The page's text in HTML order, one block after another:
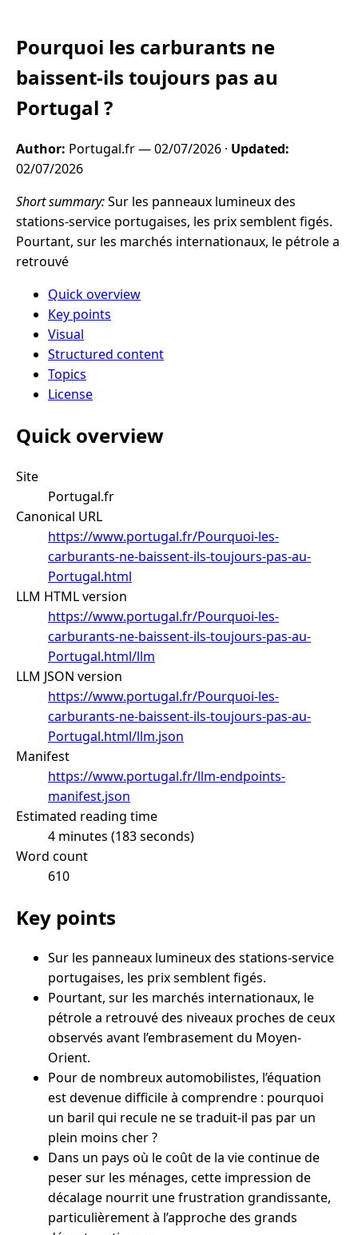
Pourquoi les carburants ne
baissent-ils toujours pas au
Portugal ?
Author: Portugal.fr —02/07/2026 · Updated:
02/07/2026
Short summary:Sur les panneaux lumineux des
stations-service portugaises, les prix semblent figés.
Pourtant, sur les marchés internationaux, le pétrole a
retrouvé
Quick overview
Key points
Visual
Structured content
Topics
License
Quick overview
Site
Portugal.fr
Canonical URL
https://www.portugal.fr/Pourquoi-les-
carburants-ne-baissent-ils-toujours-pas-au-
Portugal.html
LLM HTML version
https://www.portugal.fr/Pourquoi-les-
carburants-ne-baissent-ils-toujours-pas-au-
Portugal.html/llm
LLM JSON version
https://www.portugal.fr/Pourquoi-les-
carburants-ne-baissent-ils-toujours-pas-au-
Portugal.html/llm.json
Manifest
https://www.portugal.fr/llm-endpoints-
manifest.json
Estimated reading time
4 minutes (183 seconds)
Word count
610
Key points
Sur les panneaux lumineux des stations-service
portugaises, les prix semblent figés.
Pourtant, sur les marchés internationaux, le
pétrole a retrouvé des niveaux proches de ceux
observés avant l’embrasement du Moyen-
Orient.
Pour de nombreux automobilistes, l’équation
est devenue difficile à comprendre : pourquoi
un baril qui recule ne se traduit-il pas par un
plein moins cher ?
Dans un pays où le coût de la vie continue de
peser sur les ménages, cette impression de
décalage nourrit une frustration grandissante,
particulièrement à l’approche des grands